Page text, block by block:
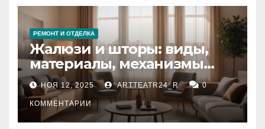
РЕМОНТ И ОТДЕЛКА
Жалюзи и шторы: виды,
материалы, механизмы
управления и уход
НОЯ 12, 2025 ARTTEATR24_R 0
КОММЕНТАРИИ